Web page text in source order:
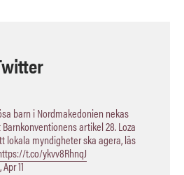
barn i Nordmakedonien nekas
artikel 28. Loza
lokala myndigheter ska agera, läs
t.co/ykvv8RhnqJ
,Apr 11